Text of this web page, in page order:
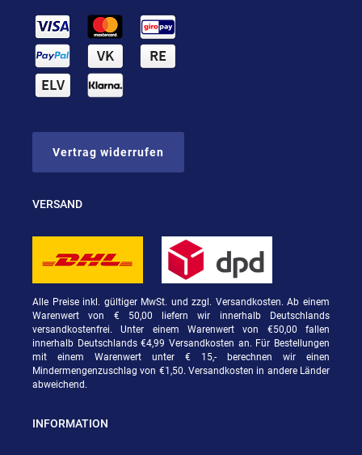
Vertrag widerrufen
VERSAND
Alle Preise inkl. gültiger MwSt. und zzgl. Versandkosten. Ab einem
Warenwert von € 50,00 liefern wir innerhalb Deutschlands
versandkostenfrei. Unter einem Warenwert von €50,00 fallen
innerhalb Deutschlands €4,99 Versandkosten an. Für Bestellungen
mit einem Warenwert unter € 15,- berechnen wir einen
Mindermengenzuschlag von €1,50. Versandkosten in andere Länder
abweichend.
INFORMATION